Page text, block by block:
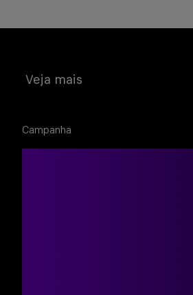
Buscar
Veja mais
Campanha